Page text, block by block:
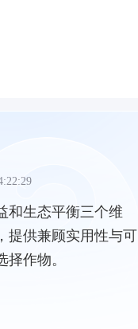
和生态平衡三个维
提供兼顾实用性与可
作物。